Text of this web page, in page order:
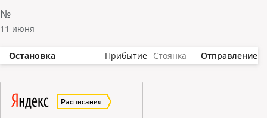
№
11 июня
Остановка Прибытие Стоянка Отправление